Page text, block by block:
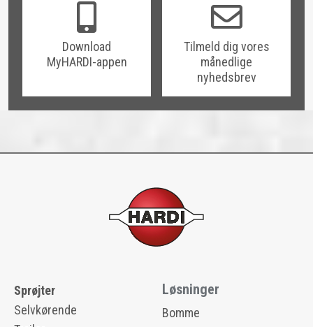
Download
MyHARDI-appen
Tilmeld dig vores
månedlige
nyhedsbrev
Sprøjter
Selvkørende
Løsninger
Bomme